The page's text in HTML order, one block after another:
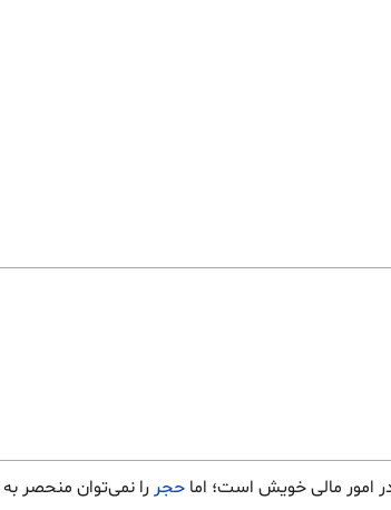
امور مالی خویش است؛ اما حجررا نمی‌توان منحصر به